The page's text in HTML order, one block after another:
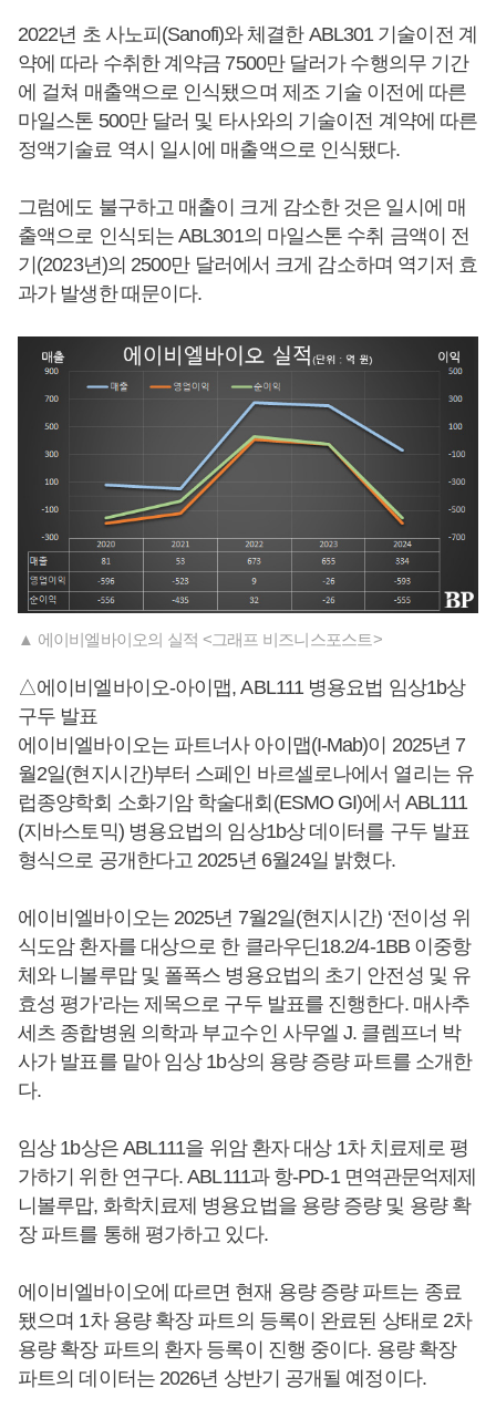
2022년 초 사노피(Sanofi)와 체결한 ABL301 기술이전 계
약에 따라 수취한 계약금 7500만 달러가 수행의무 기간
에 걸쳐 매출액으로 인식됐으며 제조 기술 이전에 따른
마일스톤 500만 달러 및 타사와의 기술이전 계약에 따른
정액기술료 역시 일시에 매출액으로 인식됐다.
그럼에도 불구하고 매출이 크게 감소한 것은 일시에 매
출액으로 인식되는 ABL301의 마일스톤 수취 금액이 전
기(2023년)의 2500만 달러에서 크게 감소하며 역기저 효
과가 발생한 때문이다.
▲ 에이비엘바이오의 실적 <그래프 비즈니스포스트>
△에이비엘바이오-아이맵, ABL111 병용요법 임상1b상
구두 발표
에이비엘바이오는 파트너사 아이맵(I-Mab)이 2025년 7
월2일(현지시간)부터 스페인 바르셀로나에서 열리는 유
럽종양학회 소화기암 학술대회(ESMO GI)에서 ABL111
(지바스토믹) 병용요법의 임상1b상 데이터를 구두 발표
형식으로 공개한다고 2025년 6월24일 밝혔다.
에이비엘바이오는 2025년 7월2일(현지시간) ‘전이성 위
식도암 환자를 대상으로 한 클라우딘18.2/4-1BB 이중항
체와 니볼루맙 및 폴폭스 병용요법의 초기 안전성 및 유
효성 평가’라는 제목으로 구두 발표를 진행한다. 매사추
세츠 종합병원 의학과 부교수인 사무엘 J. 클렘프너 박
사가 발표를 맡아 임상 1b상의 용량 증량 파트를 소개한
다.
임상 1b상은 ABL111을 위암 환자 대상 1차 치료제로 평
가하기 위한 연구다. ABL111과 항-PD-1 면역관문억제제
니볼루맙, 화학치료제 병용요법을 용량 증량 및 용량 확
장 파트를 통해 평가하고 있다.
에이비엘바이오에 따르면 현재 용량 증량 파트는 종료
됐으며 1차 용량 확장 파트의 등록이 완료된 상태로 2차
용량 확장 파트의 환자 등록이 진행 중이다. 용량 확장
파트의 데이터는 2026년 상반기 공개될 예정이다.